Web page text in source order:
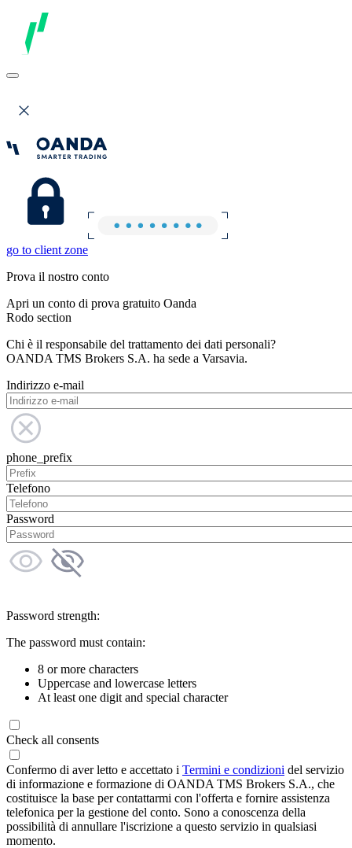
go to client zone
Prova il nostro conto
Apri un conto di prova gratuito Oanda
Rodo section
Chi è il responsabile del trattamento dei dati personali?
OANDA TMS Brokers S.A. ha sede a Varsavia.
Indirizzo e-mail
phone_prefix
Telefono
Password
Password strength:
The password must contain:
8 or more characters
Uppercase and lowercase letters
At least one digit and special character
Check all consents
Confermo di aver letto e accettato i Termini e condizioni del servizio
di informazione e formazione di OANDA TMS Brokers S.A., che
costituisce la base per contattarmi con l'offerta e fornire assistenza
telefonica per la gestione del conto. Sono a conoscenza della
possibilità di annullare l'iscrizione a questo servizio in qualsiasi
momento.